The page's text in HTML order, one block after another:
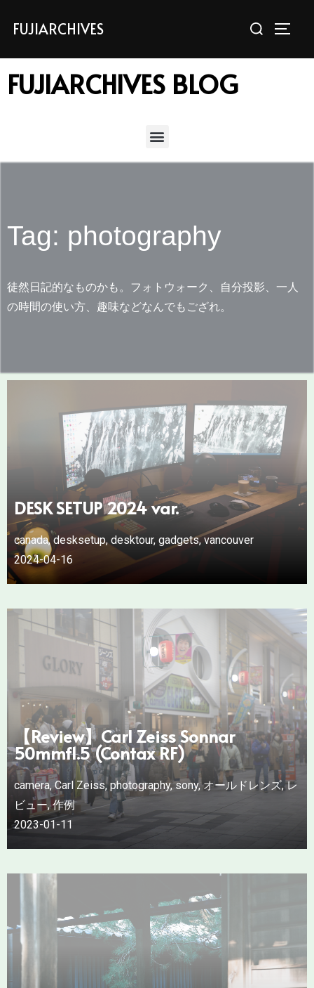
FUJIARCHIVES
FUJIARCHIVES BLOG
Tag: photography
徒然日記的なものかも。フォトウォーク、自分投影、一人
の時間の使い方、趣味などなんでもござれ。
DESK SETUP 2024 var.
canada, desksetup, desktour, gadgets,vancouver
2024-04-16
【Review】Carl Zeiss Sonnar
50mmf1.5 (Contax RF)
camera,Carl Zeiss,photography,sony,オールドレンズ,レ
ビュー,作例
2023-01-11